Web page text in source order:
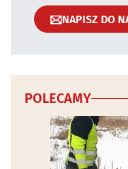
NAPISZ DO
POLECAMY